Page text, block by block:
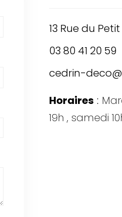
13 Rue du
03 80 41 20 59
cedrin-
Horaires :
19h , samedi